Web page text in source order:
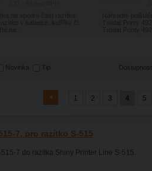
1 2 3 4 5
Novinka Tip Dostupnost
7, pro razítko S-515
7 do razítka Shiny Printer Line S-515.